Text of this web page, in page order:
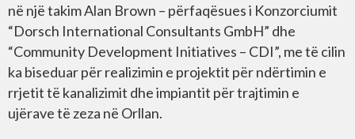
në një takim Alan Brown – përfaqësues i Konzorciumit
“Dorsch International Consultants GmbH” dhe
“Community Development Initiatives – CDI”, me të cilin
ka biseduar për realizimin e projektit për ndërtimin e
rrjetit të kanalizimit dhe impiantit për trajtimin e
ujërave të zeza në Orllan.